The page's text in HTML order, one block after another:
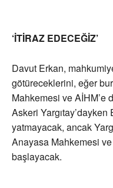
‘İTİRAZ EDECEĞİZ’
Davut Erkan,
götüreceklerini, eğer
Mahkemesi ve AİHM’e
Askeri
yatmayacak, ancak
Anayasa Mahkemesi
başlayacak.